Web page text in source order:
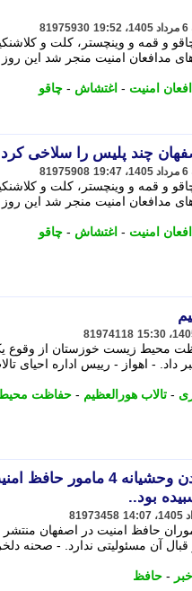
81975930
و قمه و وینچستر، کلت و
مدافعان امنیت منجر شد این روز
امنیت - اغتشاش - چاقو
چند پلیس را سلاخی
81975908
و قمه و وینچستر، کلت و
مدافعان امنیت منجر شد این روز
امنیت - اغتشاش - چاقو
81974118
محیط زیست خوزستان از وقوع
- اهواز - رییس اداره احیای
- تالاب هورالعظیم - حفاظت
صحنه دلخراش از محل سوزاندن وحشیانه 4 مامور
بود..
81973458
حافظ امنیت در اصفهان منتشر
قبال آن مسئولیتی ندارد. - صحنه
خبر - حافظ